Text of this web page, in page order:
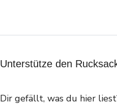
Unterstütze den
Dir gefällt, was du hier